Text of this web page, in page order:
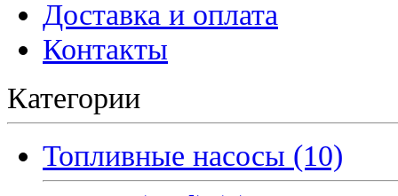
Доставка и оплата
Контакты
Категории
Топливные насосы (10)